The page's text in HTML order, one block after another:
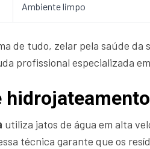
Ambiente limpo
de tudo, zelar pela saúde da
profissional especializada em
utiliza jatos de água em alta
técnica garante que os